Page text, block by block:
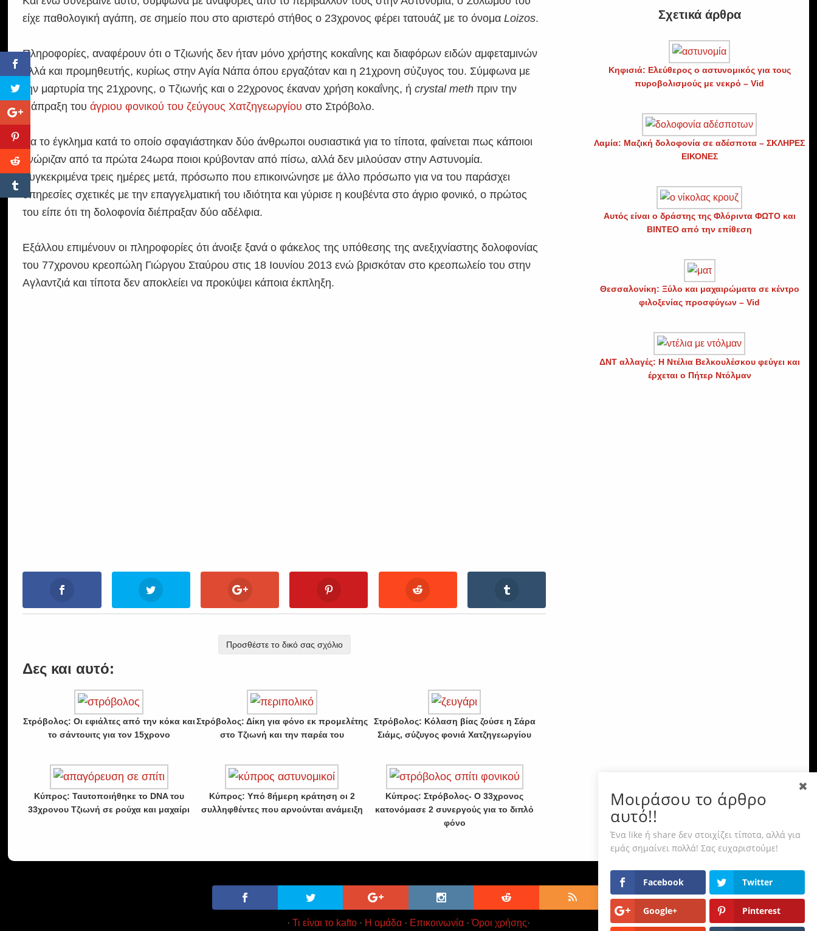
είχε παθολογική αγάπη, σε σημείο που στο αριστερό στήθος ο 23χρονος φέρει τατουάζ με το όνομαLoizos.
Πληροφορίες, αναφέρουν ότι ο Τζιωνής δεν ήταν μόνο χρήστης κοκαΐνης και διαφόρων ειδών αμφεταμινών
αλλά και προμηθευτής, κυρίως στην Αγία Νάπα όπου εργαζόταν και η 21χρονη σύζυγος του. Σύμφωνα με
την μαρτυρία της 21χρονης, ο Τζιωνής και ο 22χρονος έκαναν χρήση κοκαΐνης, ήcrystal meth πριν την
διάπραξη τουάγριου φονικού του ζεύγους Χατζηγεωργίου στο Στρόβολο.
Για το έγκλημα κατά το οποίο σφαγιάστηκαν δύο άνθρωποι ουσιαστικά για το τίποτα, φαίνεται πως κάποιοι
γνώριζαν από τα πρώτα 24ωρα ποιοι κρύβονταν από πίσω, αλλά δεν μιλούσαν στην Αστυνομία.
Συγκεκριμένα τρεις ημέρες μετά, πρόσωπο που επικοινώνησε με άλλο πρόσωπο για να του παράσχει
υπηρεσίες σχετικές με την επαγγελματική του ιδιότητα και γύρισε η κουβέντα στο άγριο φονικό, ο πρώτος
του είπε ότι τη δολοφονία διέπραξαν δύο αδέλφια.
Εξάλλου επιμένουν οι πληροφορίες ότι άνοιξε ξανά ο φάκελος της υπόθεσης της ανεξιχνίαστης δολοφονίας
του 77χρονου κρεοπώλη Γιώργου Σταύρου στις 18 Ιουνίου 2013 ενώ βρισκόταν στο κρεοπωλείο του στην
Αγλαντζιά και τίποτα δεν αποκλείει να προκύψει κάποια έκπληξη.
Προσθέστε το δικό σας σχόλιο
Δες και αυτό:
Στρόβολος: Οι εφιάλτες από την κόκα και
το σάντουιτς για τον 15χρονο
Στρόβολος: Δίκη για φόνο εκ προμελέτης
στο Τζιωνή και την παρέα του
Στρόβολος: Κόλαση βίας ζούσε η Σάρα
Σιάμς, σύζυγος φονιά Χατζηγεωργίου
Κύπρος: Ταυτοποιήθηκε το DNA του
33χρονου Τζιωνή σε ρούχα και μαχαίρι
Κύπρος: Υπό 8ήμερη κράτηση οι 2
συλληφθέντες που αρνούνται ανάμειξη
Κύπρος: Στρόβολος- Ο 33χρονος
κατονόμασε 2 συνεργούς για το διπλό
φόνο
Σχετικά άρθρα
Κηφισιά: Ελεύθερος ο αστυνομικός για τους
πυροβολισμούς με νεκρό – Vid
Λαμία: Μαζική δολοφονία σε αδέσποτα – ΣΚΛΗΡΕΣ
ΕΙΚΟΝΕΣ
Αυτός είναι ο δράστης της Φλόριντα ΦΩΤΟ και
ΒΙΝΤΕΟ από την επίθεση
Θεσσαλονίκη: Ξύλο και μαχαιρώματα σε κέντρο
φιλοξενίας προσφύγων – Vid
ΔΝΤ αλλαγές: Η Ντέλια Βελκουλέσκου φεύγει και
έρχεται ο Πήτερ Ντόλμαν
· Τι είναι το kafto· Η ομάδα· Επικοινωνία·Όροι χρήσης·
Μοιράσου το άρθρο
αυτό!!
Ένα like ή share δεν στοιχίζει τίποτα, αλλά για
εμάς σημαίνει πολλά! Σας ευχαριστούμε!
Facebook Twitter
Google+ Pinterest